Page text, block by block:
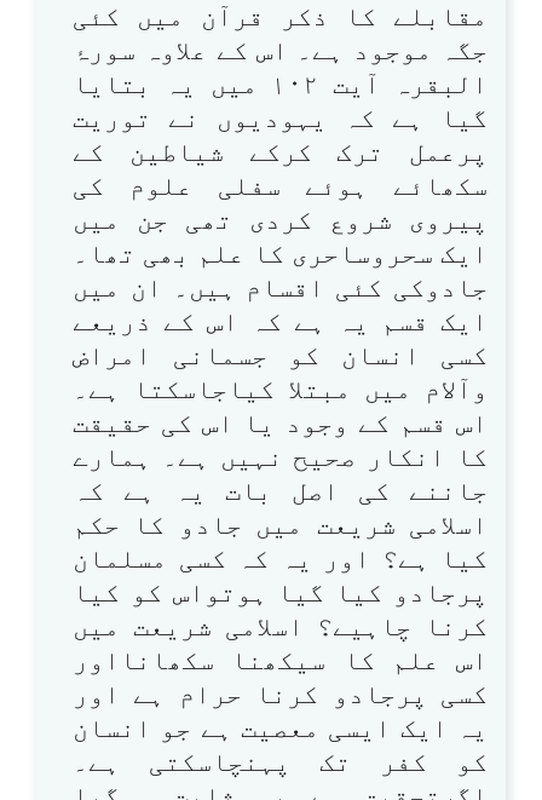
مقابلے کا ذکر قرآن میں کئی
جگہ موجود ہے۔ اس کے علاوہ سورۂ
البقرہ آیت ۱۰۲ میں یہ بتایا
گیا ہے کہ یہودیوں نے توریت
پرعمل ترک کرکے شیاطین کے
سکھائے ہوئے سفلی علوم کی
پیروی شروع کردی تھی جن میں
ایک سحروساحری کا علم بھی تھا۔
جادوکی کئی اقسام ہیں۔ ان میں
ایک قسم یہ ہے کہ اس کے ذریعے
کسی انسان کو جسمانی امراض
وآلام میں مبتلا کیاجاسکتا ہے۔
اس قسم کے وجود یا اس کی حقیقت
کا انکار صحیح نہیں ہے۔ ہمارے
جاننے کی اصل بات یہ ہے کہ
اسلامی شریعت میں جادو کا حکم
کیا ہے؟ اور یہ کہ کسی مسلمان
پرجادو کیا گیا ہوتواس کو کیا
کرنا چاہیے؟ اسلامی شریعت میں
اس علم کا سیکھنا سکھانااور
کسی پرجادو کرنا حرام ہے اور
یہ ایک ایسی معصیت ہے جو انسان
کو کفر تک پہنچاسکتی ہے۔